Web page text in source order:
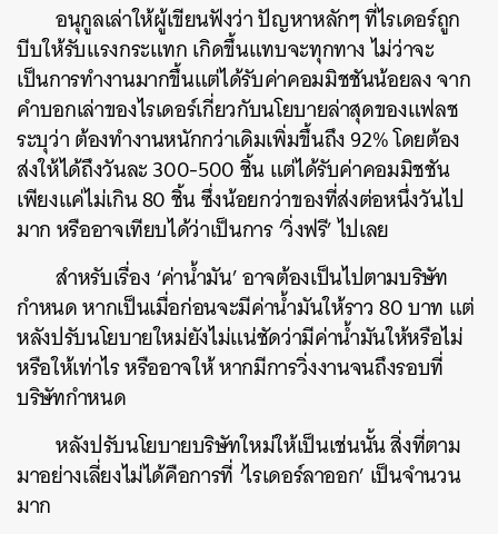
อนุกูลเล่าให้ผู้เขียนฟังว่า ปัญหาหลักๆ ที่ไรเดอร์ถูก
บีบให้รับแรงกระแทก เกิดขึ้นแทบจะทุกทาง ไม่ว่าจะ
เป็นการทำงานมากขึ้นแต่ได้รับค่าคอมมิชชันน้อยลง จาก
คำบอกเล่าของไรเดอร์เกี่ยวกับนโยบายล่าสุดของแฟลช
ระบุว่า ต้องทำงานหนักกว่าเดิมเพิ่มขึ้นถึง 92% โดยต้อง
ส่งให้ได้ถึงวันละ 300-500 ชิ้น แต่ได้รับค่าคอมมิชชัน
เพียงแค่ไม่เกิน 80 ชิ้น ซึ่งน้อยกว่าของที่ส่งต่อหนึ่งวันไป
มาก หรืออาจเทียบได้ว่าเป็นการ ‘วิ่งฟรี’ ไปเลย
สำหรับเรื่อง ‘ค่าน้ำมัน’ อาจต้องเป็นไปตามบริษัท
กำหนด หากเป็นเมื่อก่อนจะมีค่าน้ำมันให้ราว 80 บาท แต่
หลังปรับนโยบายใหม่ยังไม่แน่ชัดว่ามีค่าน้ำมันให้หรือไม่
หรือให้เท่าไร หรืออาจให้ หากมีการวิ่งงานจนถึงรอบที่
บริษัทกำหนด
หลังปรับนโยบายบริษัทใหม่ให้เป็นเช่นนั้น สิ่งที่ตาม
มาอย่างเลี่ยงไม่ได้คือการที่ ‘ไรเดอร์ลาออก’ เป็นจำนวน
มาก